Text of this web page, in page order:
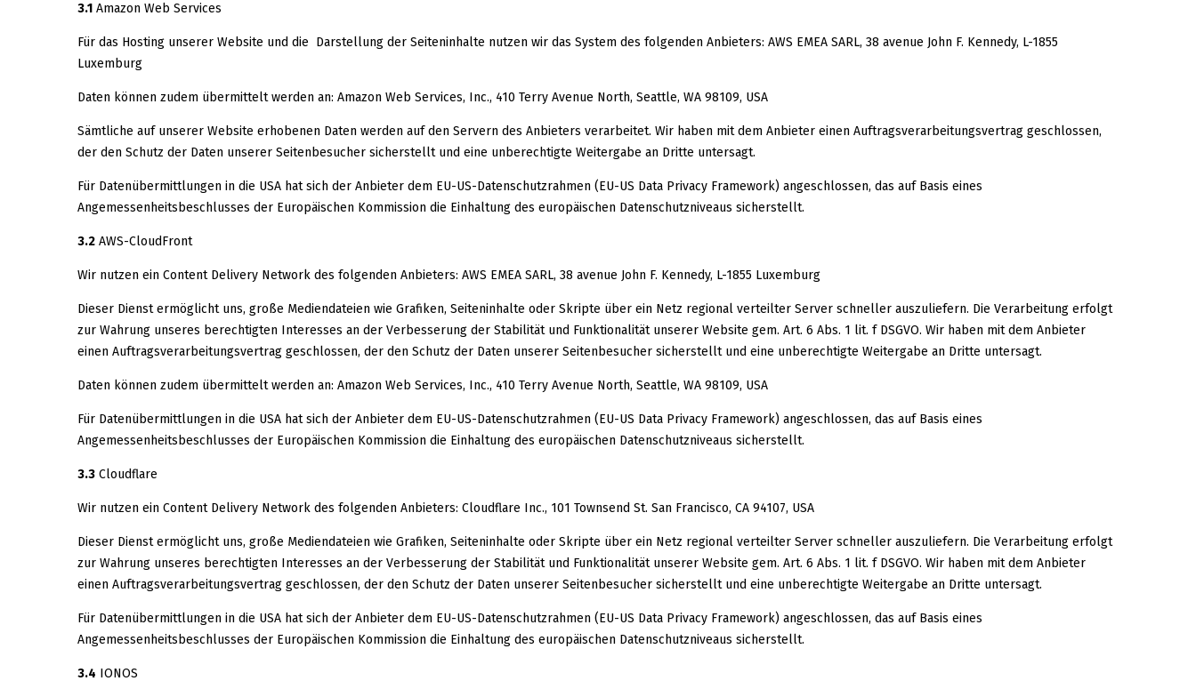
3.1 Amazon Web Services
Für das Hosting unserer Website und die Darstellung der Seiteninhalte nutzen wir das System des folgenden Anbieters: AWS EMEA SARL, 38 avenue John F. Kennedy, L-1855
Luxemburg
Daten können zudem übermittelt werden an: Amazon Web Services, Inc., 410 Terry Avenue North, Seattle, WA 98109, USA
Sämtliche auf unserer Website erhobenen Daten werden auf den Servern des Anbieters verarbeitet. Wir haben mit dem Anbieter einen Auftragsverarbeitungsvertrag geschlossen,
der den Schutz der Daten unserer Seitenbesucher sicherstellt und eine unberechtigte Weitergabe an Dritte untersagt.
Für Datenübermittlungen in die USA hat sich der Anbieter dem EU-US-Datenschutzrahmen (EU-US Data Privacy Framework) angeschlossen, das auf Basis eines
Angemessenheitsbeschlusses der Europäischen Kommission die Einhaltung des europäischen Datenschutzniveaus sicherstellt.
3.2 AWS-CloudFront
Wir nutzen ein Content Delivery Network des folgenden Anbieters: AWS EMEA SARL, 38 avenue John F. Kennedy, L-1855 Luxemburg
Dieser Dienst ermöglicht uns, große Mediendateien wie Grafiken, Seiteninhalte oder Skripte über ein Netz regional verteilter Server schneller auszuliefern. Die Verarbeitung erfolgt
zur Wahrung unseres berechtigten Interesses an der Verbesserung der Stabilität und Funktionalität unserer Website gem. Art. 6 Abs. 1 lit. f DSGVO. Wir haben mit dem Anbieter
einen Auftragsverarbeitungsvertrag geschlossen, der den Schutz der Daten unserer Seitenbesucher sicherstellt und eine unberechtigte Weitergabe an Dritte untersagt.
Daten können zudem übermittelt werden an: Amazon Web Services, Inc., 410 Terry Avenue North, Seattle, WA 98109, USA
Für Datenübermittlungen in die USA hat sich der Anbieter dem EU-US-Datenschutzrahmen (EU-US Data Privacy Framework) angeschlossen, das auf Basis eines
Angemessenheitsbeschlusses der Europäischen Kommission die Einhaltung des europäischen Datenschutzniveaus sicherstellt.
3.3 Cloudflare
Wir nutzen ein Content Delivery Network des folgenden Anbieters: Cloudflare Inc., 101 Townsend St. San Francisco, CA 94107, USA
Dieser Dienst ermöglicht uns, große Mediendateien wie Grafiken, Seiteninhalte oder Skripte über ein Netz regional verteilter Server schneller auszuliefern. Die Verarbeitung erfolgt
zur Wahrung unseres berechtigten Interesses an der Verbesserung der Stabilität und Funktionalität unserer Website gem. Art. 6 Abs. 1 lit. f DSGVO. Wir haben mit dem Anbieter
einen Auftragsverarbeitungsvertrag geschlossen, der den Schutz der Daten unserer Seitenbesucher sicherstellt und eine unberechtigte Weitergabe an Dritte untersagt.
Für Datenübermittlungen in die USA hat sich der Anbieter dem EU-US-Datenschutzrahmen (EU-US Data Privacy Framework) angeschlossen, das auf Basis eines
Angemessenheitsbeschlusses der Europäischen Kommission die Einhaltung des europäischen Datenschutzniveaus sicherstellt.
3.4 IONOS